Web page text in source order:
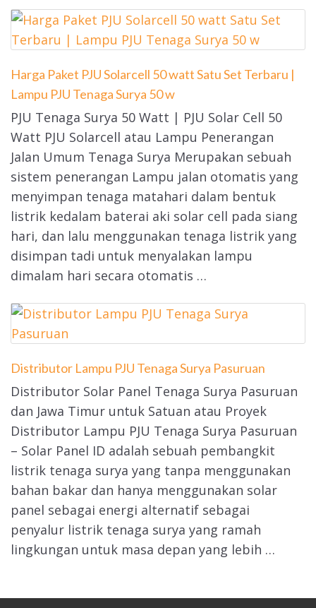
Harga Paket PJU Solarcell 50 watt Satu Set Terbaru |
Lampu PJU Tenaga Surya 50 w
PJU Tenaga Surya 50 Watt | PJU Solar Cell 50
Watt PJU Solarcell atau Lampu Penerangan
Jalan Umum Tenaga Surya Merupakan sebuah
sistem penerangan Lampu jalan otomatis yang
menyimpan tenaga matahari dalam bentuk
listrik kedalam baterai aki solar cell pada siang
hari, dan lalu menggunakan tenaga listrik yang
disimpan tadi untuk menyalakan lampu
dimalam hari secara otomatis …
Distributor Lampu PJU Tenaga Surya Pasuruan
Distributor Solar Panel Tenaga Surya Pasuruan
dan Jawa Timur untuk Satuan atau Proyek
Distributor Lampu PJU Tenaga Surya Pasuruan
– Solar Panel ID adalah sebuah pembangkit
listrik tenaga surya yang tanpa menggunakan
bahan bakar dan hanya menggunakan solar
panel sebagai energi alternatif sebagai
penyalur listrik tenaga surya yang ramah
lingkungan untuk masa depan yang lebih …